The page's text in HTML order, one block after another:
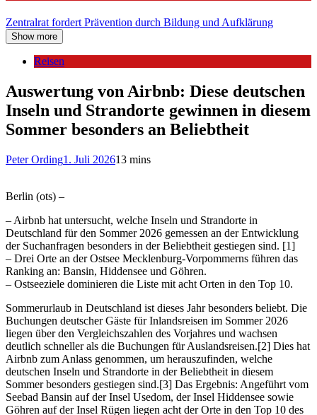
Zentralrat fordert Prävention durch Bildung und Aufklärung
Show more
Reisen
Auswertung von Airbnb: Diese deutschen
Inseln und Strandorte gewinnen in diesem
Sommer besonders an Beliebtheit
Peter Ording1. Juli 202613 mins
Berlin (ots) –
– Airbnb hat untersucht, welche Inseln und Strandorte in
Deutschland für den Sommer 2026 gemessen an der Entwicklung
der Suchanfragen besonders in der Beliebtheit gestiegen sind. [1]
– Drei Orte an der Ostsee Mecklenburg-Vorpommerns führen das
Ranking an: Bansin, Hiddensee und Göhren.
– Ostseeziele dominieren die Liste mit acht Orten in den Top 10.
Sommerurlaub in Deutschland ist dieses Jahr besonders beliebt. Die
Buchungen deutscher Gäste für Inlandsreisen im Sommer 2026
liegen über den Vergleichszahlen des Vorjahres und wachsen
deutlich schneller als die Buchungen für Auslandsreisen.[2] Dies hat
Airbnb zum Anlass genommen, um herauszufinden, welche
deutschen Inseln und Strandorte in der Beliebtheit in diesem
Sommer besonders gestiegen sind.[3] Das Ergebnis: Angeführt vom
Seebad Bansin auf der Insel Usedom, der Insel Hiddensee sowie
Göhren auf der Insel Rügen liegen acht der Orte in den Top 10 des